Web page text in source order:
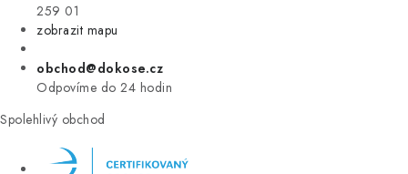
259 01
zobrazit mapu
obchod@dokose.cz
Odpovíme do 24 hodin
Spolehlivý obchod
ZNAČKY
Úvod Kontakt Blog
Moje objednávka